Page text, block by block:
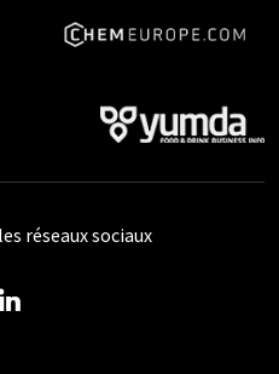
réseaux sociaux